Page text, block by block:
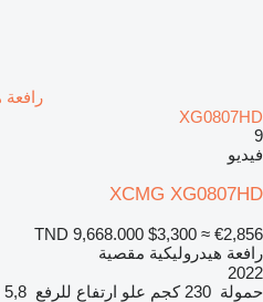
XG0807HD
9
فيديو
XCMG XG0807HD
TND 9,668.000 $3,300 ≈ €2,856
رافعة هيدروليكية مقصية
2022
حمولة 230 كجم علو ارتفاع للرفع 5,8 متر